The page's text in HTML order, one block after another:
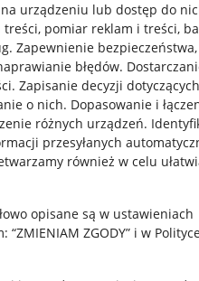
urządzeniu lub dostęp do
pomiar reklam i treści,
. Zapewnienie bezpieczeństwa,
błędów.
. Zapisanie decyzji dotyczących
o nich. Dopasowanie i
różnych urządzeń.
przesyłanych
również w celu
opisane są w ustawieniach
ZGODY” i w
aplikację